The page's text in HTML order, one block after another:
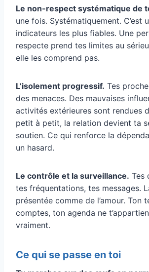
Le non-respect systématique de
une fois. Systématiquement. C’est
indicateurs les plus fiables. Une
respecte prend tes limites au
elle les comprend pas.
L’isolement progressif. Tes
des menaces. Des mauvaises
activités extérieures sont rendues
petit à petit, la relation devient ta
soutien. Ce qui renforce la
un hasard.
Le contrôle et la surveillance. Tes
tes fréquentations, tes messages.
présentée comme de l’amour. Ton
comptes, ton agenda ne
vraiment.
Ce qui se passe en toi